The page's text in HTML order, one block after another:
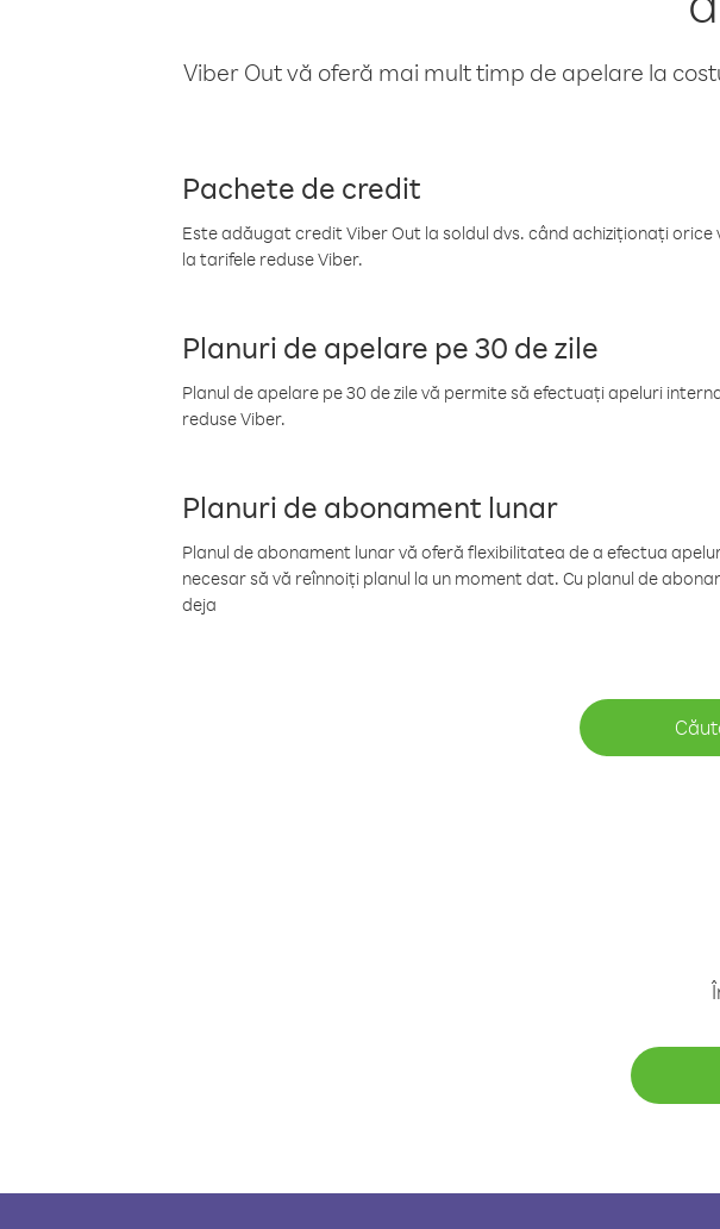
Viber Out vă oferă mai mult timp de apelare la
Pachete de credit
Este adăugat credit Viber Out la soldul dvs. când achiziționați
la tarifele reduse Viber.
Planuri de apelare pe 30 de zile
Planul de apelare pe 30 de zile vă permite să efectuați apeluri
reduse Viber.
Planuri de abonament lunar
Planul de abonament lunar vă oferă flexibilitatea de a efectua
necesar să vă reînnoiți planul la un moment dat. Cu planul de
deja